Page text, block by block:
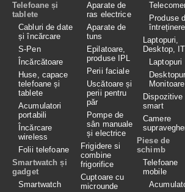
Telefoane și
tablete
Cabluri de date
și încărcare
S-Pen
Încărcătoare
Huse, capace
telefoane și
tablete
Acumulatori
portabili
Încărcare
wireless
Folii telefoane
Smartwatch și
gadget
Smartwatch
Aparate de
ras electrice
Aparate de
tuns
Epilatoare,
produse IPL
Perii faciale
Uscătoare și
perii pentru
păr
Pompe de
sân manuale
și electrice
Frigidere si
combine
frigorifice
Cuptoare cu
microunde
Produse
întreținere
Laptopuri,
Desktop, IT
Laptopuri
Monitoare
Dispozitive
smart
Camere
Piese de
schimb
Telefoane
mobile